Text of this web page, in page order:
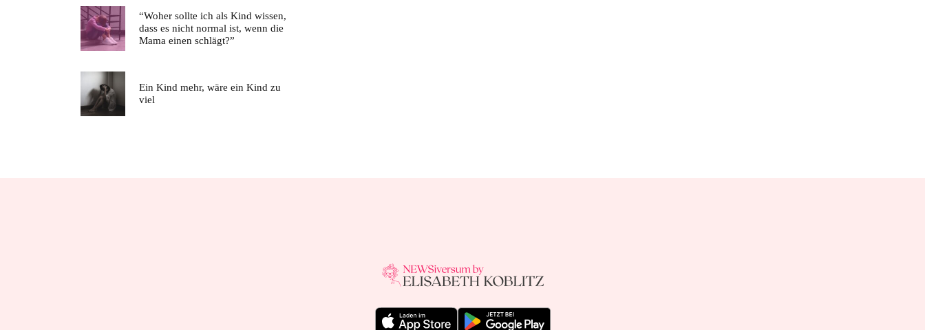
“Woher sollte ich als Kind wissen,
dass es nicht normal ist, wenn die
Mama einen schlägt?”
Ein Kind mehr, wäre ein Kind zu
viel